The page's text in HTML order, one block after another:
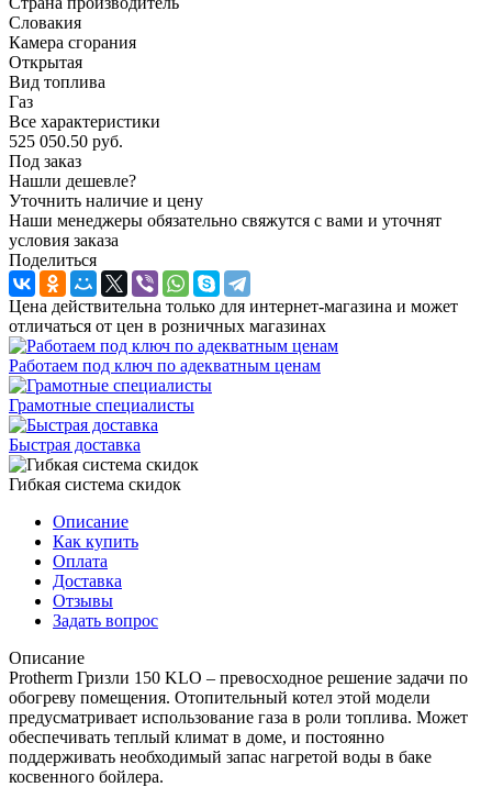
Словакия
Камера сгорания
Открытая
Вид топлива
Газ
Все характеристики
525 050.50 руб.
Под заказ
Нашли дешевле?
Уточнить наличие и цену
Наши менеджеры обязательно свяжутся с вами и уточнят
условия заказа
Поделиться
Цена действительна только для интернет-магазина и может
отличаться от цен в розничных магазинах
Работаем под ключ по адекватным ценам
Грамотные специалисты
Быстрая доставка
Гибкая система скидок
Описание
Как купить
Оплата
Доставка
Отзывы
Задать вопрос
Описание
Protherm Гризли 150 KLO – превосходное решение задачи по
обогреву помещения. Отопительный котел этой модели
предусматривает использование газа в роли топлива. Может
обеспечивать теплый климат в доме, и постоянно
поддерживать необходимый запас нагретой воды в баке
косвенного бойлера.